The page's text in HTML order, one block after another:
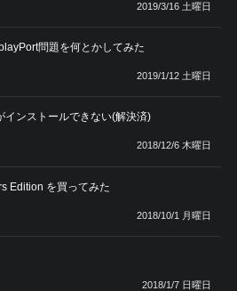
2019/3/16 土曜日
問題を何とかしてみた
2019/1/12 土曜日
インストールできない(解決済)
2018/12/6 木曜日
Edition を買ってみた
2018/10/1 月曜日
2018/1/7 日曜日